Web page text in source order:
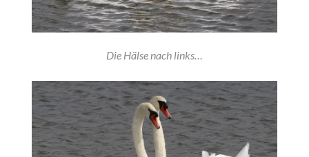
Die Hälse nach links…